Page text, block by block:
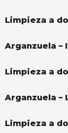
Limpieza a
Arganzuela –
Limpieza a
Arganzuela –
Limpieza a